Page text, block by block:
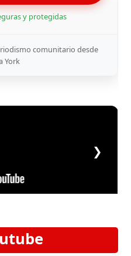
y protegidas
comunitario desde
York
❯